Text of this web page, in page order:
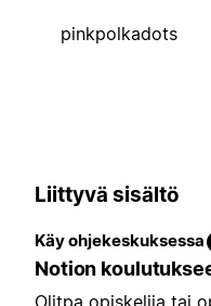
pinkpolkadots
Liittyvä sisältö
Käy ohjekeskuksessa
Notion